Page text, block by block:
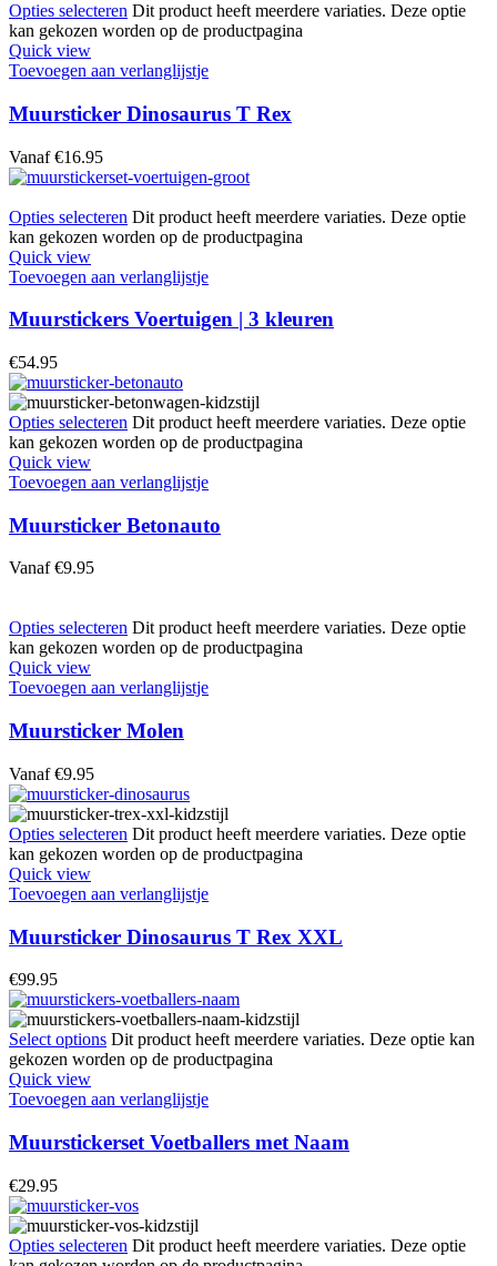
Opties selecteren Dit product heeft meerdere variaties. Deze optie
kan gekozen worden op de productpagina
Quick view
Toevoegen aan verlanglijstje
Muursticker Dinosaurus T Rex
Vanaf €16.95
Opties selecteren Dit product heeft meerdere variaties. Deze optie
kan gekozen worden op de productpagina
Quick view
Toevoegen aan verlanglijstje
Muurstickers Voertuigen | 3 kleuren
€54.95
Opties selecteren Dit product heeft meerdere variaties. Deze optie
kan gekozen worden op de productpagina
Quick view
Toevoegen aan verlanglijstje
Muursticker Betonauto
Vanaf €9.95
Opties selecteren Dit product heeft meerdere variaties. Deze optie
kan gekozen worden op de productpagina
Quick view
Toevoegen aan verlanglijstje
Muursticker Molen
Vanaf €9.95
Opties selecteren Dit product heeft meerdere variaties. Deze optie
kan gekozen worden op de productpagina
Quick view
Toevoegen aan verlanglijstje
Muursticker Dinosaurus T Rex XXL
€99.95
Select options Dit product heeft meerdere variaties. Deze optie kan
gekozen worden op de productpagina
Quick view
Toevoegen aan verlanglijstje
Muurstickerset Voetballers met Naam
€29.95
Opties selecteren Dit product heeft meerdere variaties. Deze optie